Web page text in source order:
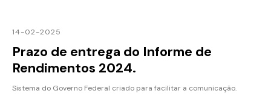
14-02-2025
Prazo de entrega do Informe de
Rendimentos 2024.
Sistema do Governo Federal criado para facilitar a comunicação.